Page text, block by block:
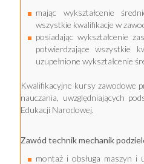
mając wykształcenie
wszystkie kwalifikacje w
posiadając wykształcenie
potwierdzające wszystkie
uzupełnione wykształcenie
Kwalifikacyjne kursy zawodowe
nauczania, uwzględniających
Edukacji Narodowej.
Zawód technik mechanik
montaż i obsługa maszyn i